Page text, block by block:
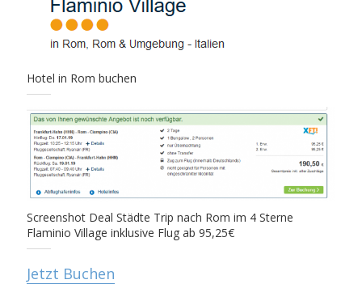
Hotel in Rom buchen
Screenshot Deal Städte Trip nach Rom im 4 Sterne
Flaminio Village inklusive Flug ab 95,25€
Jetzt Buchen